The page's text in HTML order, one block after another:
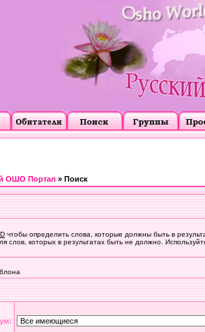
ОШО Портал » Поиск
чтобы определить слова, которые должны быть в
слов, которых в результатах быть не должно.